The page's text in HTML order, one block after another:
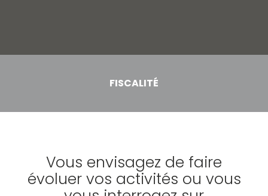
FISCALITÉ
Vous envisagez de faire
évoluer vos activités ou vous